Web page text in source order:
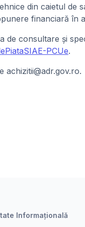
din caietul de
financiară în
de consultare și
PCUe.
Informațională